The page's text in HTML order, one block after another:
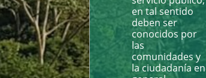
en tal sentido
deben ser
conocidos por
las
comunidades y
la ciudadanía en